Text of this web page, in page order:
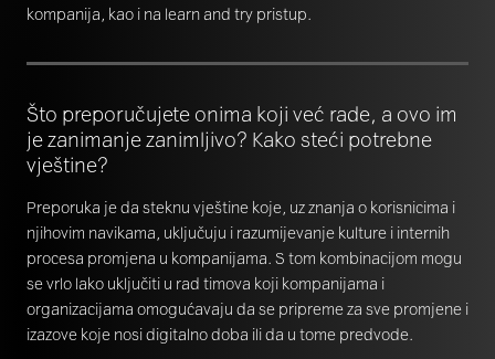
kompanija, kao i na learn and try pristup.
Što preporučujete onima koji već rade, a ovo im
je zanimanje zanimljivo? Kako steći potrebne
vještine?
Preporuka je da steknu vještine koje, uz znanja o korisnicima i
njihovim navikama, uključuju i razumijevanje kulture i internih
procesa promjena u kompanijama. S tom kombinacijom mogu
se vrlo lako uključiti u rad timova koji kompanijama i
organizacijama omogućavaju da se pripreme za sve promjene i
izazove koje nosi digitalno doba ili da u tome predvode.